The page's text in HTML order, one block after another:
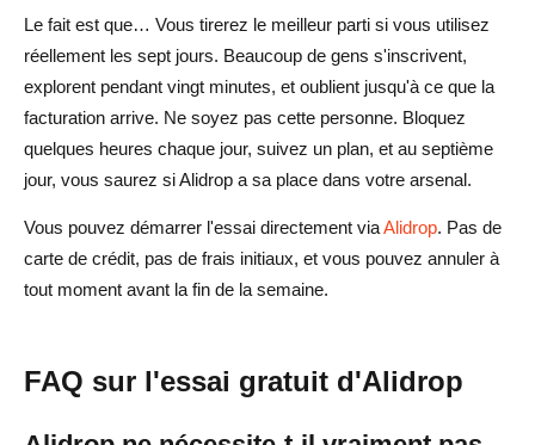
Le fait est que… Vous tirerez le meilleur parti si vous utilisez
réellement les sept jours. Beaucoup de gens s'inscrivent,
explorent pendant vingt minutes, et oublient jusqu'à ce que la
facturation arrive. Ne soyez pas cette personne. Bloquez
quelques heures chaque jour, suivez un plan, et au septième
jour, vous saurez si Alidrop a sa place dans votre arsenal.
Vous pouvez démarrer l'essai directement viaAlidrop. Pas de
carte de crédit, pas de frais initiaux, et vous pouvez annuler à
tout moment avant la fin de la semaine.
FAQ sur l'essai gratuit d'Alidrop